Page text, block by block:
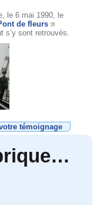
le 6 mai 1990, le
de fleurs
s’y sont retrouvés.
témoignage